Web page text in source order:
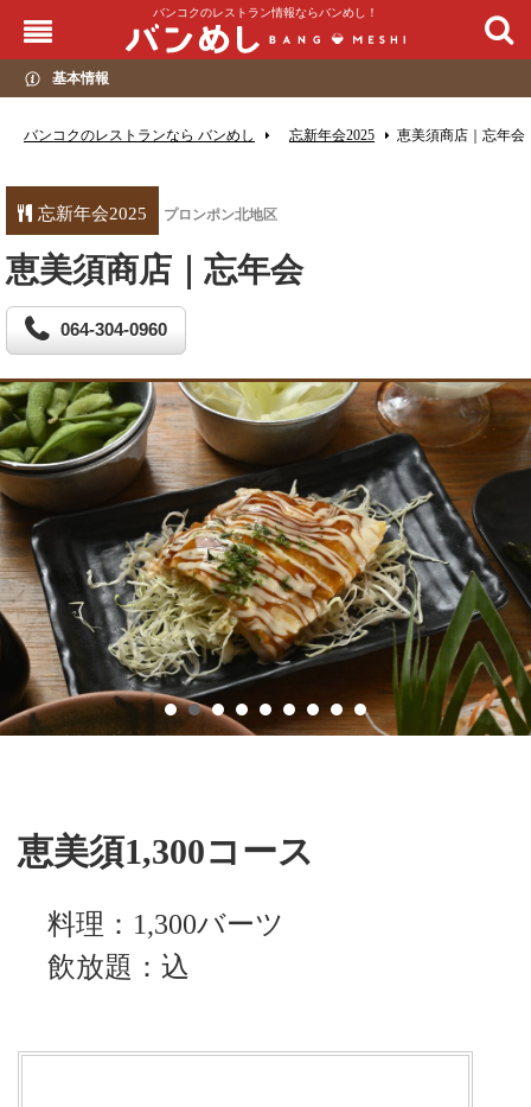
バンコクのレストラン情報ならバンめし！
基本情報
バンコクのレストランなら バンめし 忘新年会2025 恵美須商店｜忘年会
忘新年会2025 プロンポン北地区
恵美須商店｜忘年会
064-304-0960
恵美須1,300コース
料理：1,300バーツ
飲放題：込